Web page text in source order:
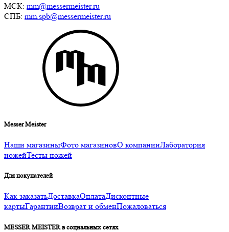
МСК: mm@messermeister.ru
СПБ: mm.spb@messermeister.ru
Messer Meister
Наши магазиныФото магазиновО компанииЛаборатория
ножейТесты ножей
Для покупателей
Как заказатьДоставкаОплатаДисконтные
картыГарантииВозврат и обменПожаловаться
MESSER MEISTER в социальных сетях